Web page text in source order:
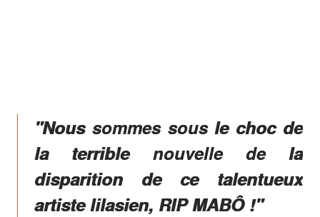
"Nous sommes sous le choc de
la terrible nouvelle de la
disparition de ce talentueux
artiste lilasien, RIP MABÔ !"